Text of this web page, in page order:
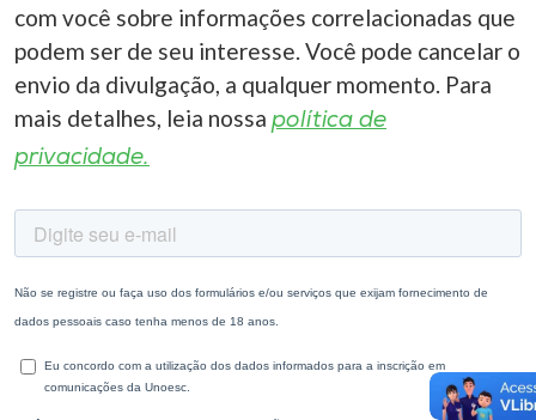
com você sobre informações correlacionadas que
podem ser de seu interesse. Você pode cancelar o
envio da divulgação, a qualquer momento. Para
mais detalhes, leia nossa política de
privacidade.